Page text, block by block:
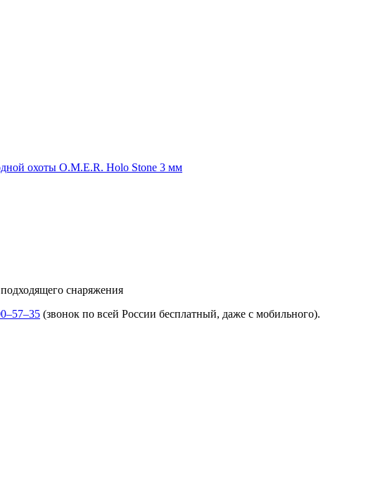
охоты O.M.E.R. Holo Stone 3 мм
снаряжения
(звонок по всей России бесплатный, даже с мобильного).